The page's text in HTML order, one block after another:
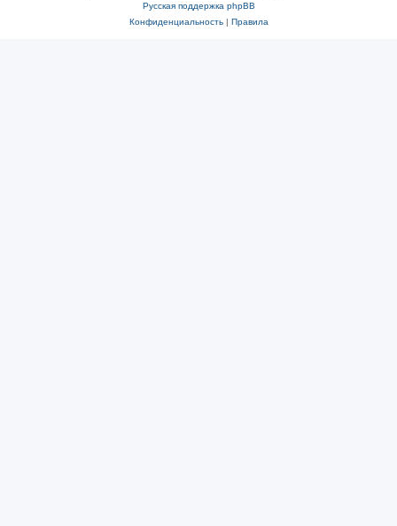
Русская поддержка phpBB
Конфиденциальность| Правила